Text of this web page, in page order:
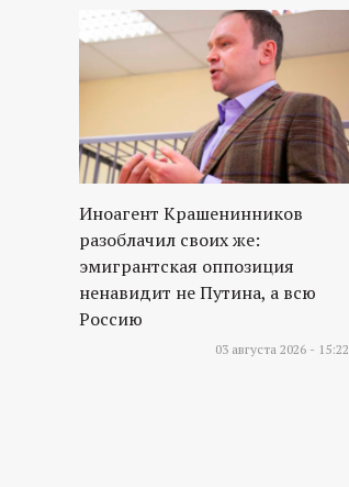
Иноагент Крашенинников
разоблачил своих же:
эмигрантская оппозиция
ненавидит не Путина, а всю
Россию
03 августа 2026 - 15:22